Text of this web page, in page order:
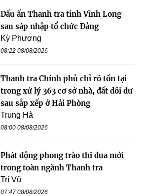
Dấu ấn Thanh tra tỉnh Vĩnh Long
sau sáp nhập tổ chức Đảng
Kỳ Phương
08:22 08/08/2026
Thanh tra Chính phủ chỉ rõ tồn tại
trong xử lý 363 cơ sở nhà, đất dôi dư
sau sắp xếp ở Hải Phòng
Trung Hà
08:00 08/08/2026
Phát động phong trào thi đua mới
trong toàn ngành Thanh tra
Trí Vũ
07:47 08/08/2026